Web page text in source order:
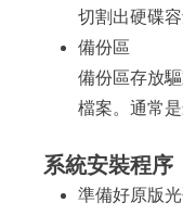
切割出硬碟
備份區
備份區存放
檔案。通常
系統安裝程序
準備好原版